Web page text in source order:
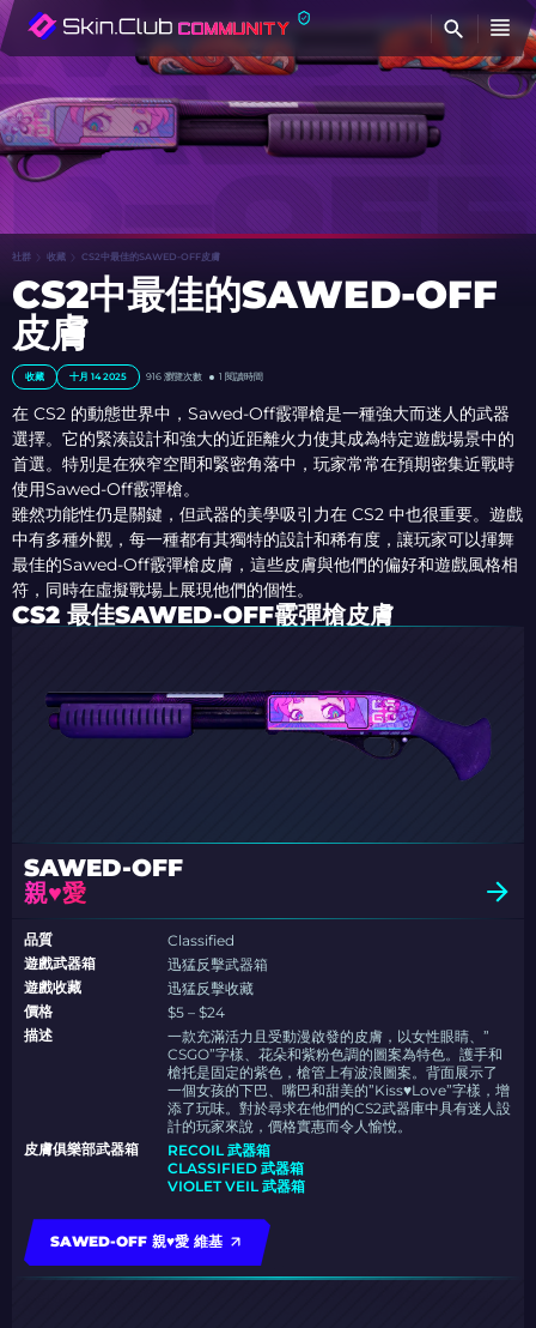
社群 收藏 CS2中最佳的SAWED-OFF皮膚
CS2中最佳的SAWED-OFF
皮膚
收藏 十月 14 2025 916 瀏覽次數 1 閱讀時間
在 CS2 的動態世界中，Sawed-Off霰彈槍是一種強大而迷人的武器
選擇。它的緊湊設計和強大的近距離火力使其成為特定遊戲場景中的
首選。特別是在狹窄空間和緊密角落中，玩家常常在預期密集近戰時
使用Sawed-Off霰彈槍。
雖然功能性仍是關鍵，但武器的美學吸引力在 CS2 中也很重要。遊戲
中有多種外觀，每一種都有其獨特的設計和稀有度，讓玩家可以揮舞
最佳的Sawed-Off霰彈槍皮膚，這些皮膚與他們的偏好和遊戲風格相
符，同時在虛擬戰場上展現他們的個性。
CS2 最佳SAWED-OFF霰彈槍皮膚
SAWED-OFF
親♥愛
品質
Classified
遊戲武器箱
迅猛反擊武器箱
遊戲收藏
迅猛反擊收藏
價格
$5 – $24
描述
一款充滿活力且受動漫啟發的皮膚，以女性眼睛、”
CSGO”字樣、花朵和紫粉色調的圖案為特色。護手和
槍托是固定的紫色，槍管上有波浪圖案。背面展示了
一個女孩的下巴、嘴巴和甜美的”Kiss♥Love”字樣，增
添了玩味。對於尋求在他們的CS2武器庫中具有迷人設
計的玩家來說，價格實惠而令人愉悅。
皮膚俱樂部武器箱
RECOIL 武器箱
CLASSIFIED 武器箱
VIOLET VEIL 武器箱
SAWED-OFF 親♥愛 維基